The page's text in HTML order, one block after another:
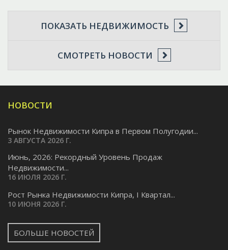
ПОКАЗАТЬ НЕДВИЖИМОСТЬ
СМОТРЕТЬ НОВОСТИ
НОВОСТИ
Рынок Недвижимости Кипра в Первом Полугодии...
3 АВГУСТА 2026 Г.
Июнь, 2026: Рекордный Уровень Продаж
Недвижимости...
16 ИЮЛЯ 2026 Г.
Pост Рынка Недвижимости Кипра, I Квартал...
10 ИЮНЯ 2026 Г.
БОЛЬШЕ НОВОСТЕЙ